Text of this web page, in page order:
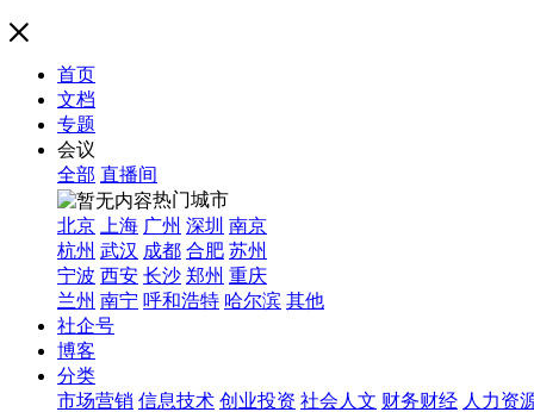
首页
文档
专题
会议
全部 直播间
热门城市
北京
上海 广州 深圳 南京
杭州 武汉 成都 合肥 苏州
宁波 西安 长沙 郑州 重庆
兰州 南宁 呼和浩特 哈尔滨 其他
社企号
博客
分类
市场营销 信息技术 创业投资 社会人文 财务财经 人力资